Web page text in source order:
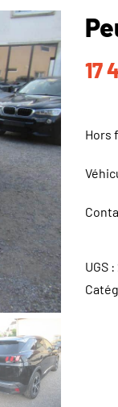
17
Hors
UGS :